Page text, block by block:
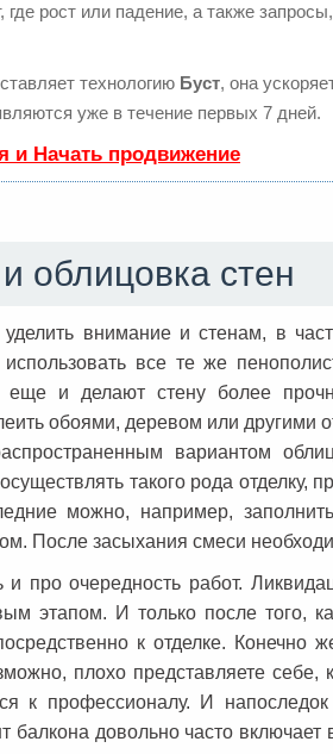
рост или падение, а также
технологию Буст, она
уже в течение первых 7 дней.
и Начать продвижение
облицовка стен
внимание и стенам, в
все те же
еще и делают стену более
обоями, деревом или другими
вариантом
такого рода отделку,
можно, например,
После засыхания смеси
и про очередность работ.
этапом. И только после того,
к отделке. Конечно
плохо представляете себе,
к профессионалу. И
балкона довольно часто включает